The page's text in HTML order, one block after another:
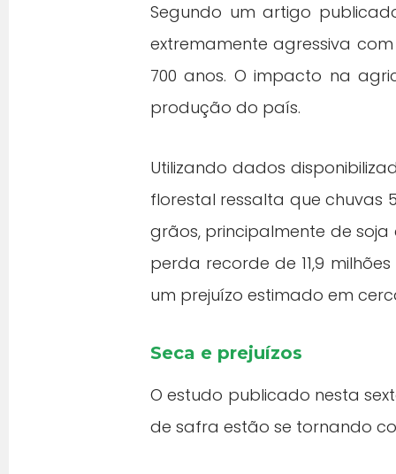
Segundo um artigo
extremamente agressiva
700 anos. O impacto na
produção do país.
Utilizando dados
florestal ressalta que chuvas
grãos, principalmente de soja
perda recorde de 11,9
um prejuízo estimado em
Seca e prejuízos
O estudo publicado nesta
de safra estão se tornando